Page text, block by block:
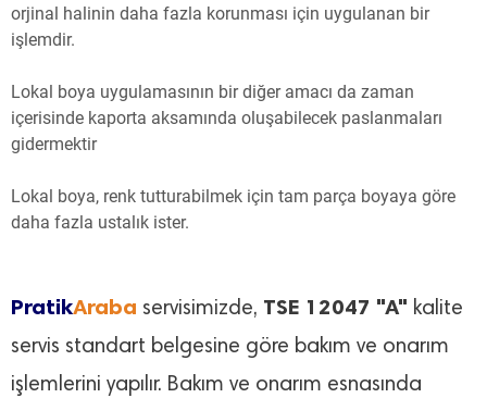
orjinal halinin daha fazla korunması için uygulanan bir
işlemdir.
Lokal boya uygulamasının bir diğer amacı da zaman
içerisinde kaporta aksamında oluşabilecek paslanmaları
gidermektir
Lokal boya, renk tutturabilmek için tam parça boyaya göre
daha fazla ustalık ister.
PratikAraba servisimizde, TSE 12047 "A" kalite
servis standart belgesine göre bakım ve onarım
işlemlerini yapılır. Bakım ve onarım esnasında